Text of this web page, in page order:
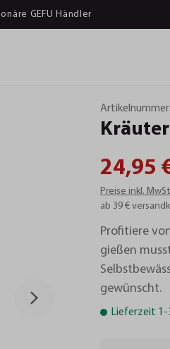
GEFU Händler
Artikelnummer:
24,95
Preise inkl.
ab 39 €
Profitiere
gießen
gewünscht.
Lieferzeit 1-